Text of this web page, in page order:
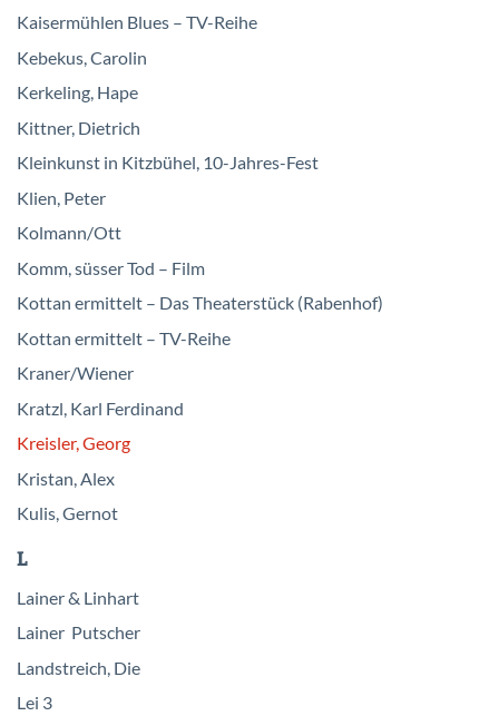
Kaisermühlen Blues – TV-Reihe
Kebekus, Carolin
Kerkeling, Hape
Kittner, Dietrich
Kleinkunst in Kitzbühel, 10-Jahres-Fest
Klien, Peter
Kolmann/Ott
Komm, süsser Tod – Film
Kottan ermittelt – Das Theaterstück (Rabenhof)
Kottan ermittelt – TV-Reihe
Kraner/Wiener
Kratzl, Karl Ferdinand
Kreisler, Georg
Kristan, Alex
Kulis, Gernot
L
Lainer & Linhart
Lainer Putscher
Landstreich, Die
Lei 3